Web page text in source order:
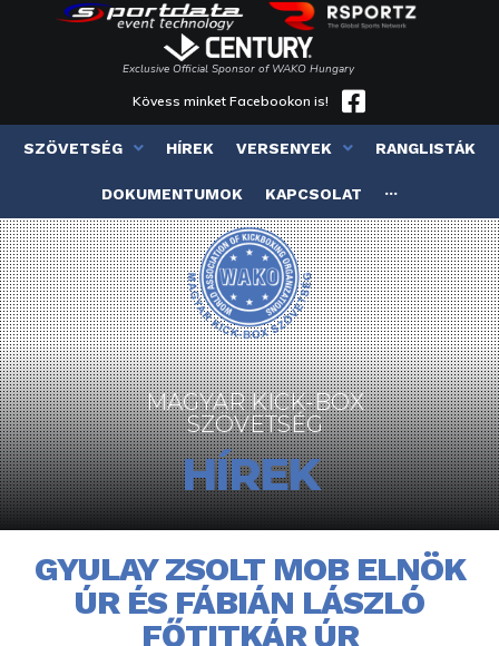
Exclusive Official Sponsor of WAKO Hungary
Kövess minket Facebookon is!
SZÖVETSÉG HÍREK VERSENYEK RANGLISTÁK
DOKUMENTUMOK KAPCSOLAT ···
MAGYAR KICK-BOX
SZÖVETSÉG
HÍREK
GYULAY ZSOLT MOB ELNÖK
ÚR ÉS FÁBIÁN LÁSZLÓ
FŐTITKÁR ÚR